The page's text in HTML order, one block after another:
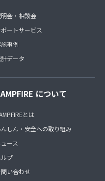
会・相談会
ートサービス
事例
データ
について
とは
んしん・安全への取り組み
ース
プ
問い合わせ